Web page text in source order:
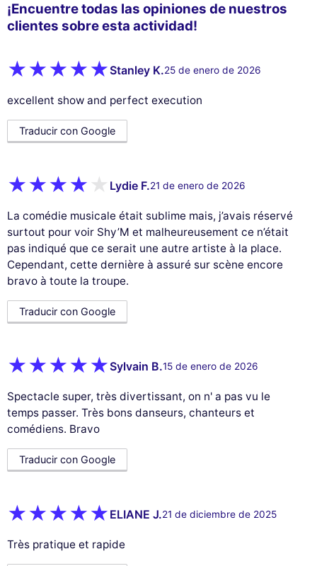
¡Encuentre todas las opiniones de nuestros
clientes sobre esta actividad!
Stanley K.25 de enero de 2026
excellent show and perfect execution
Traducir con Google
Lydie F.21 de enero de 2026
La comédie musicale était sublime mais, j’avais réservé
surtout pour voir Shy’M et malheureusement ce n’était
pas indiqué que ce serait une autre artiste à la place.
Cependant, cette dernière à assuré sur scène encore
bravo à toute la troupe.
Traducir con Google
Sylvain B.15 de enero de 2026
Spectacle super, très divertissant, on n' a pas vu le
temps passer. Très bons danseurs, chanteurs et
comédiens. Bravo
Traducir con Google
ELIANE J.21 de diciembre de 2025
Très pratique et rapide